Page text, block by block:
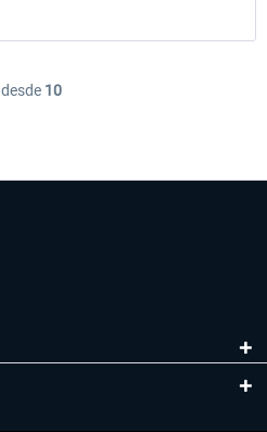
desde 10